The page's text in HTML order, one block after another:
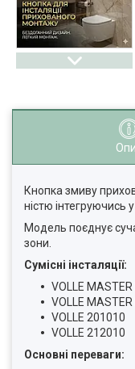
Кнопка змиву
ністю інтегруючись
Модель поєднує
зони.
Сумісні інсталяції:
VOLLE
VOLLE
VOLLE 201010
VOLLE 212010
Основні переваги: